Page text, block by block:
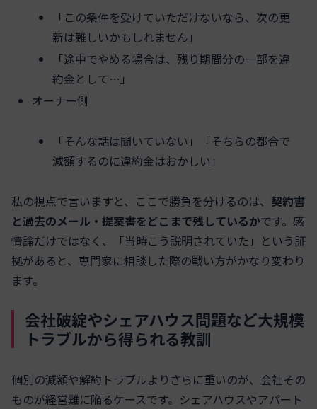
「この条件を受けていただけないなら、次の更
新は難しいかもしれません」
「途中でやめる場合は、残り期間分の一部を違
約金として…」
オーナー側
「そんな話は聞いていない」「そちらの都合で
減額するのに違約金はおかしい」
私の視点で言いますと、ここで勝負を分けるのは、 契約書
と過去のメール・提案書をどこまで残しているかです。感
情論だけではなく、「当時こう説明されていた」という証
拠があると、専門家に相談した際の戦い方がかなり変わり
ます。
会社破綻やシェアハウス問題など大規模
トラブルから得られる教訓
個別の減額や解約トラブルよりさらに重いのが、会社その
ものが経営難に陥るケースです。シェアハウスやアパート